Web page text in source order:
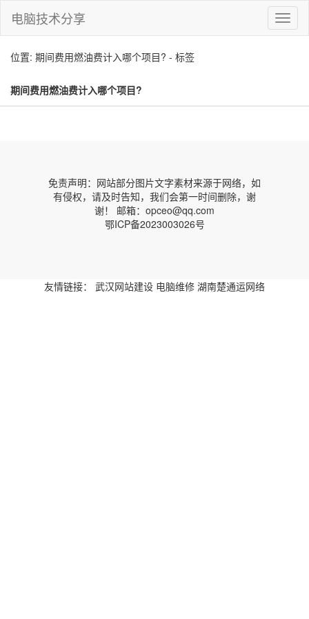
切
换
电脑技术分享
位置: 期间费用燃油费计入哪个项目? - 标签
期间费用燃油费计入哪个项目?
免责声明：网站部分图片文字素材来源于网络，如
有侵权，请及时告知，我们会第一时间删除，谢
谢！ 邮箱：opceo@qq.com
鄂ICP备2023003026号
友情链接： 武汉网站建设 电脑维修 湖南楚通运网络